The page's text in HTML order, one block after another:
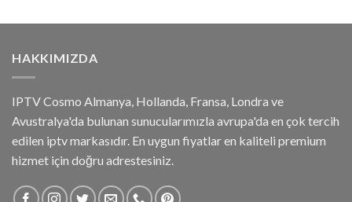
120.00€.fiyat:
HAKKIMIZDA
IPTV Cosmo Almanya, Hollanda, Fransa, Londra ve
Avustralya'da bulunan sunucularımızla avrupa'da en çok tercih
edilen iptv markasıdır. En uygun fiyatlar en kaliteli premium
hizmet için doğru adrestesiniz.